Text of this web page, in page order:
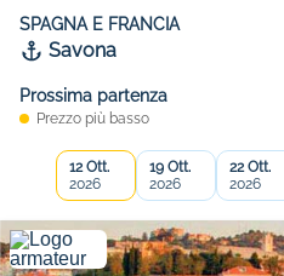
SPAGNA E FRANCIA
Savona
Prossima partenza
Prezzo più basso
12 Ott.
2026
19 Ott.
2026
22 Ott.
2026